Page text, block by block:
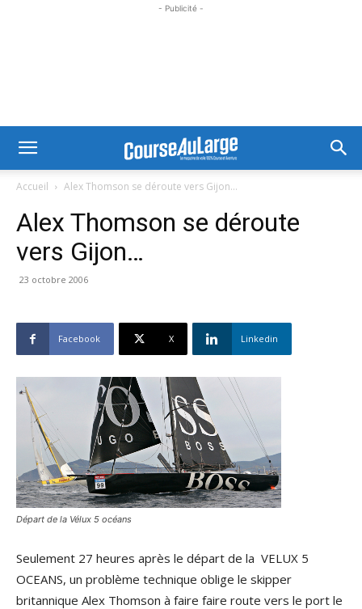
- Publicité -
Accueil Alex Thomson se déroute vers Gijon...
Alex Thomson se déroute
vers Gijon…
23 octobre 2006
Facebook X Linkedin
Départ de la Vélux 5 océans
Seulement 27 heures après le départ de la VELUX 5
OCEANS, un problème technique oblige le skipper
britannique Alex Thomson à faire faire route vers le port le